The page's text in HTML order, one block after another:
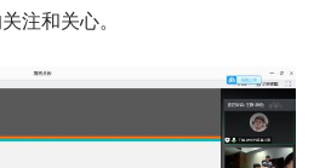
注和关心。